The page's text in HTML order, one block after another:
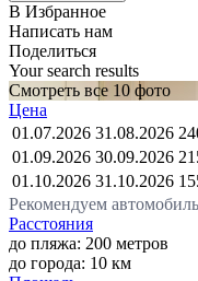
В Избранное
Написать нам
Поделиться
Your search results
Смотреть все 10 фото
Цена
01.07.2026 31.08.2026
01.09.2026 30.09.2026
01.10.2026 31.10.2026
Рекомендуем
Расстояния
до пляжа: 200 метров
до города: 10 км